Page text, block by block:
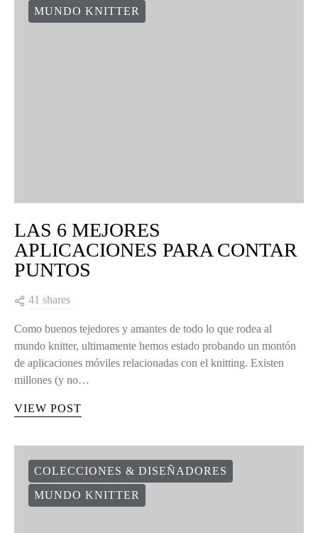
MUNDO KNITTER
LAS 6 MEJORES
APLICACIONES PARA CONTAR
PUNTOS
41 shares
Como buenos tejedores y amantes de todo lo que rodea al
mundo knitter, ultimamente hemos estado probando un montón
de aplicaciones móviles relacionadas con el knitting. Existen
millones (y no…
VIEW POST
COLECCIONES & DISEÑADORES
MUNDO KNITTER